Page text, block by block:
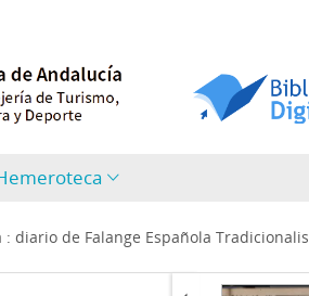
: diario de Falange Española